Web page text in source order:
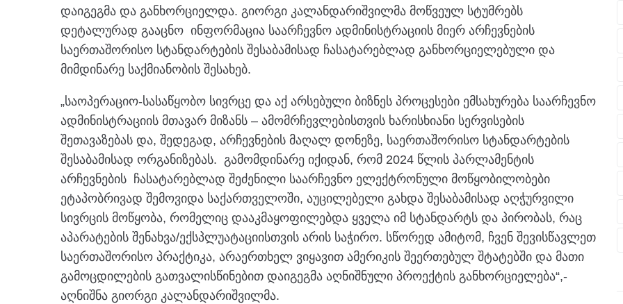
დაიგეგმა და განხორციელდა. გიორგი კალანდარიშვილმა მოწვეულ სტუმრებს
დეტალურად გააცნო ინფორმაცია საარჩევნო ადმინისტრაციის მიერ არჩევნების
საერთაშორისო სტანდარტების შესაბამისად ჩასატარებლად განხორციელებული და
მიმდინარე საქმიანობის შესახებ.
„საოპერაციო-სასაწყობო სივრცე და აქ არსებული ბიზნეს პროცესები ემსახურება საარჩევნო
ადმინისტრაციის მთავარ მიზანს – ამომრჩევლებისთვის ხარისხიანი სერვისების
შეთავაზებას და, შედეგად, არჩევნების მაღალ დონეზე, საერთაშორისო სტანდარტების
შესაბამისად ორგანიზებას. გამომდინარე იქიდან, რომ 2024 წლის პარლამენტის
არჩევნების ჩასატარებლად შეძენილი საარჩევნო ელექტრონული მოწყობილობები
ეტაპობრივად შემოვიდა საქართველოში, აუცილებელი გახდა შესაბამისად აღჭურვილი
სივრცის მოწყობა, რომელიც დააკმაყოფილებდა ყველა იმ სტანდარტს და პირობას, რაც
აპარატების შენახვა/ექსპლუატაციისთვის არის საჭირო. სწორედ ამიტომ, ჩვენ შევისწავლეთ
საერთაშორისო პრაქტიკა, არაერთხელ ვიყავით ამერიკის შეერთებულ შტატებში და მათი
გამოცდილების გათვალისწინებით დაიგეგმა აღნიშნული პროექტის განხორციელება“,-
აღნიშნა გიორგი კალანდარიშვილმა.